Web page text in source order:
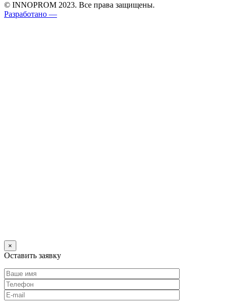
© INNOPROM 2023. Все права защищены.
Разработано —
×
Оставить заявку